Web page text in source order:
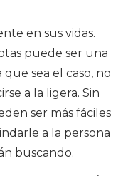
en sus vidas.
puede ser una
sea el caso, no
a la ligera. Sin
ser más fáciles
a la persona
buscando.